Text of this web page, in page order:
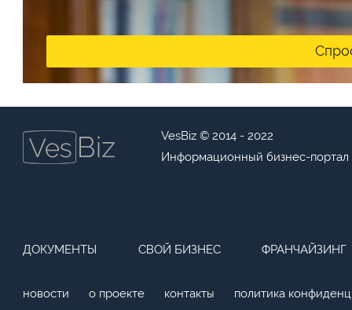
VesBiz © 2014 - 2022
Информационный бизнес-портал
ДОКУМЕНТЫ СВОЙ БИЗНЕС ФРАНЧАЙЗИНГ
новости о проекте контакты политика